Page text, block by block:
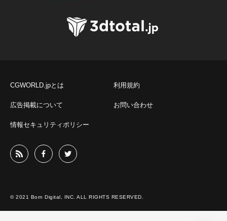
CGWORLD.jpとは 利用規約
広告掲載について お問い合わせ
情報セキュリティポリシー
© 2021 Born Digital, INC. ALL RIGHTS RESERVED.